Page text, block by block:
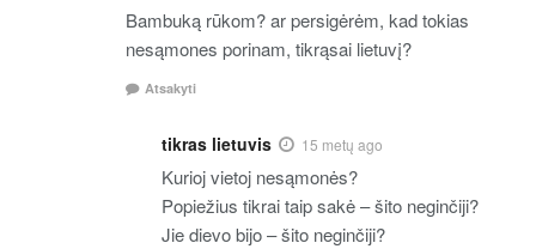
Bambuką rūkom? ar persigėrėm, kad tokias
nesąmones porinam, tikrąsai lietuvį?
Atsakyti
tikras lietuvis 15 metų ago
Kurioj vietoj nesąmonės?
Popiežius tikrai taip sakė – šito neginčiji?
Jie dievo bijo – šito neginčiji?